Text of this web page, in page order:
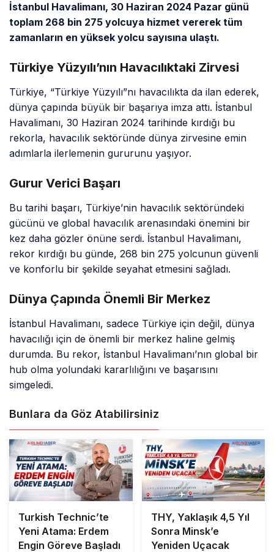
İstanbul Havalimanı, 30 Haziran 2024 Pazar günü
toplam 268 bin 275 yolcuya hizmet vererek tüm
zamanların en yüksek yolcu sayısına ulaştı.
Türkiye Yüzyılı’nın Havacılıktaki Zirvesi
Türkiye, “Türkiye Yüzyılı”nı havacılıkta da ilan ederek,
dünya çapında büyük bir başarıya imza attı. İstanbul
Havalimanı, 30 Haziran 2024 tarihinde kırdığı bu
rekorla, havacılık sektöründe dünya zirvesine emin
adımlarla ilerlemenin gururunu yaşıyor.
Gurur Verici Başarı
Bu tarihi başarı, Türkiye’nin havacılık sektöründeki
gücünü ve global havacılık arenasındaki önemini bir
kez daha gözler önüne serdi. İstanbul Havalimanı,
rekor kırdığı bu günde, 268 bin 275 yolcunun güvenli
ve konforlu bir şekilde seyahat etmesini sağladı.
Dünya Çapında Önemli Bir Merkez
İstanbul Havalimanı, sadece Türkiye için değil, dünya
havacılığı için de önemli bir merkez haline gelmiş
durumda. Bu rekor, İstanbul Havalimanı’nın global bir
hub olma yolundaki kararlılığını ve başarısını
simgeledi.
Bunlara da Göz Atabilirsiniz
Turkish Technic’te
Yeni Atama: Erdem
Engin Göreve Başladı
THY, Yaklaşık 4,5 Yıl
Sonra Minsk’e
Yeniden Uçacak